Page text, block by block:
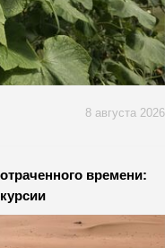
8 августа 2026
времени: